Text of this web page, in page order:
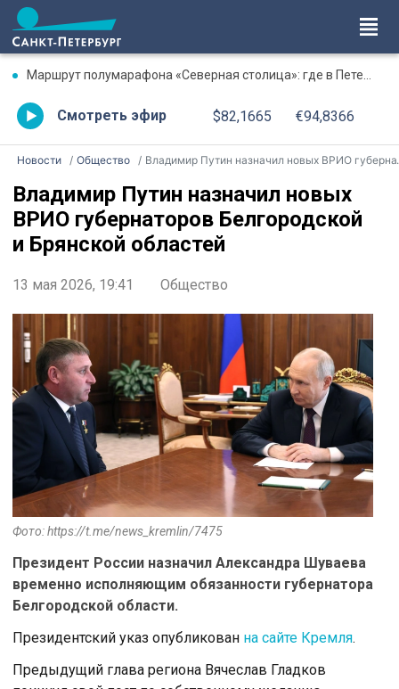
Маршрут полумарафона «Северная столица»: где в Петербурге будут перекрыты дороги 9 августа
Смотреть эфир $82,1665 €94,8366
Новости Общество Владимир Путин назначил новых ВРИО губернаторов Белгородской и Брянской областей
Владимир Путин назначил новых
ВРИО губернаторов Белгородской
и Брянской областей
13 мая 2026, 19:41 Общество
Фото: https://t.me/news_kremlin/7475
Президент России назначил Александра Шуваева
временно исполняющим обязанности губернатора
Белгородской области.
Президентский указ опубликован на сайте Кремля.
Предыдущий глава региона Вячеслав Гладков